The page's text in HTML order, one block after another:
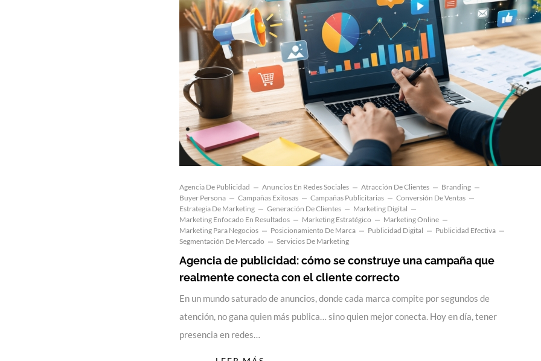
Agencia De Publicidad Anuncios En Redes Sociales Atracción De Clientes
Branding
Buyer Persona
Campañas Exitosas Campañas Publicitarias
Conversión De Ventas
Estrategia De Marketing
Generación De Clientes
Marketing Digital
Marketing Enfocado En Resultados
Marketing Estratégico
Marketing Online
Marketing Para Negocios
Posicionamiento De Marca Publicidad Digital
Publicidad Efectiva
Segmentación De Mercado
Servicios De Marketing
Agencia de publicidad: cómo se construye una campaña que
realmente conecta con el cliente correcto
En un mundo saturado de anuncios, donde cada marca compite por segundos de
atención, no gana quien más publica… sino quien mejor conecta. Hoy en día, tener
presencia en redes…